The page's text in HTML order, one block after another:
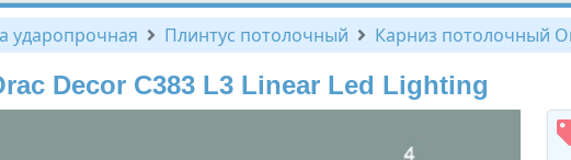
ударопрочная Плинтус потолочный Карниз потолочный
Decor C383 L3 Linear Led Lighting